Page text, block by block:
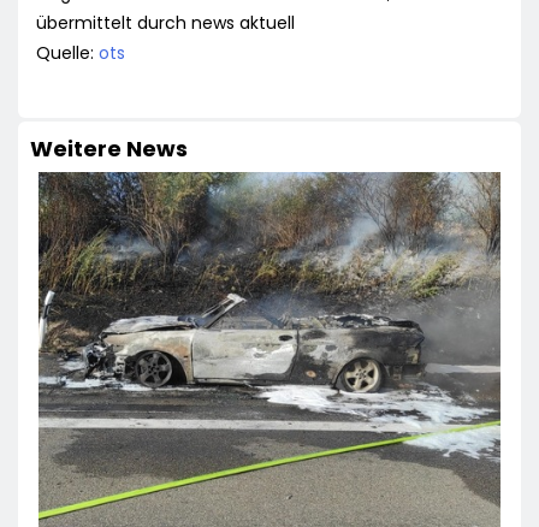
übermittelt durch news aktuell
Quelle: ots
Weitere News